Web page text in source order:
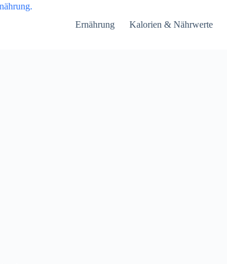
Ernährung Kalorien & Nährwerte